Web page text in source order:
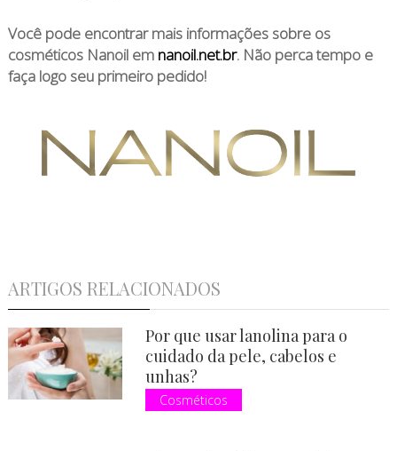
Você pode encontrar mais informações sobre os
cosméticos Nanoil em nanoil.net.br. Não perca tempo e
faça logo seu primeiro pedido!
ARTIGOS RELACIONADOS
Por que usar lanolina para o
cuidado da pele, cabelos e
unhas?
Cosméticos